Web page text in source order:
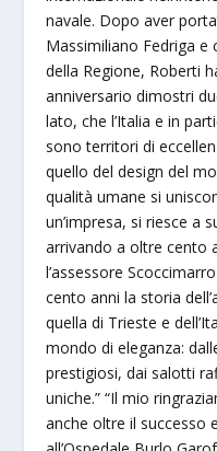
navale. Dopo aver
Massimiliano Fedriga
della Regione, Roberti
anniversario dimostri
lato, che l’Italia e in
sono territori di
quello del design del
qualità umane si
un’impresa, si riesce a
arrivando a oltre cento
l’assessore
cento anni la storia
quella di Trieste e
mondo di eleganza:
prestigiosi, dai salotti
uniche.” “Il mio
anche oltre il successo